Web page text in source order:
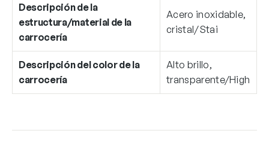
Descripción de la
estructura/material de la
carrocería
Acero inoxidable,
cristal/Stai
Descripción del color de la
carrocería
Alto brillo,
transparente/High